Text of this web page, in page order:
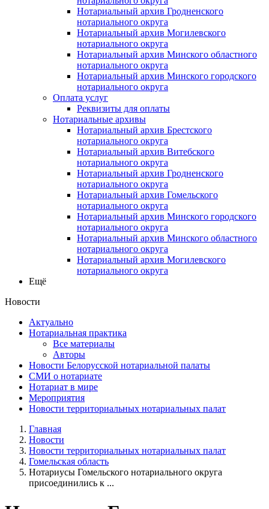
Нотариальный архив Гродненского
нотариального округа
Нотариальный архив Могилевского
нотариального округа
Нотариальный архив Минского областного
нотариального округа
Нотариальный архив Минского городского
нотариального округа
Оплата услуг
Реквизиты для оплаты
Нотариальные архивы
Нотариальный архив Брестского
нотариального округа
Нотариальный архив Витебского
нотариального округа
Нотариальный архив Гродненского
нотариального округа
Нотариальный архив Гомельского
нотариального округа
Нотариальный архив Минского городского
нотариального округа
Нотариальный архив Минского областного
нотариального округа
Нотариальный архив Могилевского
нотариального округа
Ещё
Новости
Актуально
Нотариальная практика
Все материалы
Авторы
Новости Белорусской нотариальной палаты
СМИ о нотариате
Нотариат в мире
Мероприятия
Новости территориальных нотариальных палат
Главная
Новости
Новости территориальных нотариальных палат
Гомельская область
Нотариусы Гомельского нотариального округа
присоединились к ...